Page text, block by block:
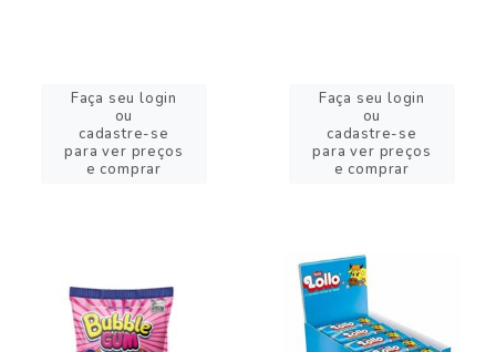
Faça seu login
ou
cadastre-se
para ver preços
e comprar
Faça seu login
ou
cadastre-se
para ver preços
e comprar